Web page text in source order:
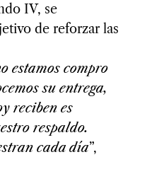
IV, se
de reforzar las
estamos compro
su entrega,
reciben es
respaldo.
cada día”,